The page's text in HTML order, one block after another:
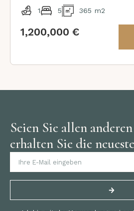
1 5 365 m2
1,200,000 €
Seien Sie allen
erhalten Sie die